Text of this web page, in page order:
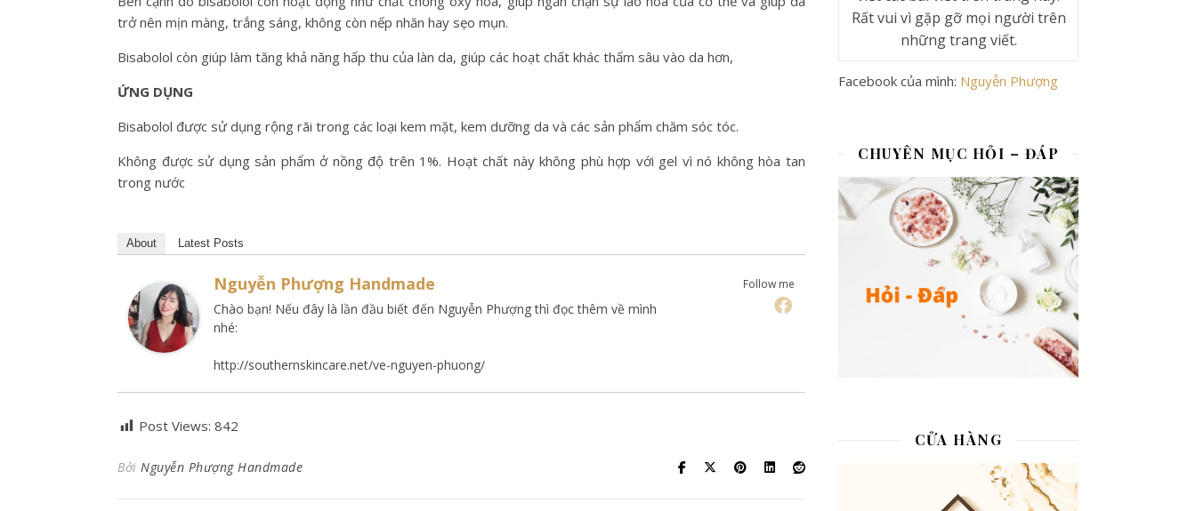
trở nên mịn màng, trắng sáng, không còn nếp nhăn hay sẹo mụn.
Bisabolol còn giúp làm tăng khả năng hấp thu của làn da, giúp các hoạt chất khác thấm sâu vào da hơn,
ỨNG DỤNG
Bisabolol được sử dụng rộng rãi trong các loại kem mặt, kem dưỡng da và các sản phẩm chăm sóc tóc.
Không được sử dụng sản phẩm ở nồng độ trên 1%. Hoạt chất này không phù hợp với gel vì nó không hòa tan
trong nước
About Latest Posts
Follow me
Nguyễn Phượng Handmade
Chào bạn! Nếu đây là lần đầu biết đến Nguyễn Phượng thì đọc thêm về mình
nhé:
http://southernskincare.net/ve-nguyen-phuong/
Post Views: 842
Bởi Nguyễn Phượng Handmade
Rất vui vì gặp gỡ mọi người trên
những trang viết.
Facebook của mình: Nguyễn Phượng
CHUYÊN MỤC HỎI – ĐÁP
CỬA HÀNG